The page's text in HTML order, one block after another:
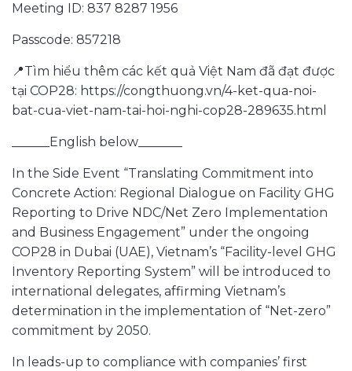
Meeting ID: 837 8287 1956
Passcode: 857218
📍Tìm hiểu thêm các kết quả Việt Nam đã đạt được
tại COP28: https://congthuong.vn/4-ket-qua-noi-
bat-cua-viet-nam-tai-hoi-nghi-cop28-289635.html
______English below_______
In the Side Event “Translating Commitment into
Concrete Action: Regional Dialogue on Facility GHG
Reporting to Drive NDC/Net Zero Implementation
and Business Engagement” under the ongoing
COP28 in Dubai (UAE), Vietnam’s “Facility-level GHG
Inventory Reporting System” will be introduced to
international delegates, affirming Vietnam’s
determination in the implementation of “Net-zero”
commitment by 2050.
In leads-up to compliance with companies’ first